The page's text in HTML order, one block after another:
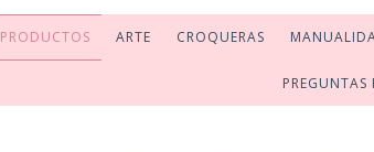
PRODUCTOS ARTE CROQUERAS
PREGUNTAS